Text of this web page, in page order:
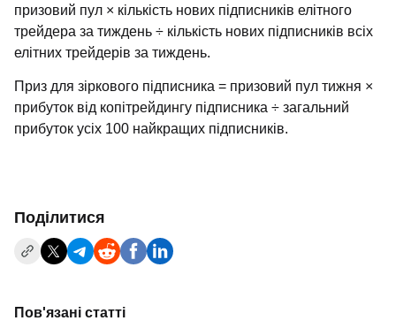
призовий пул × кількість нових підписників елітного
трейдера за тиждень ÷ кількість нових підписників всіх
елітних трейдерів за тиждень.
Приз для зіркового підписника = призовий пул тижня ×
прибуток від копітрейдингу підписника ÷ загальний
прибуток усіх 100 найкращих підписників.
Поділитися
Пов'язані статті